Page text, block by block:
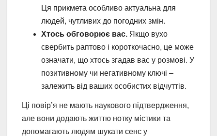
Ця прикмета особливо актуальна для
людей, чутливих до погодних змін.
Хтось обговорює вас. Якщо вухо
свербить раптово і короткочасно, це може
означати, що хтось згадав вас у розмові. У
позитивному чи негативному ключі –
залежить від ваших особистих відчуттів.
Ці повір’я не мають наукового підтвердження,
але вони додають життю нотку містики та
допомагають людям шукати сенс у